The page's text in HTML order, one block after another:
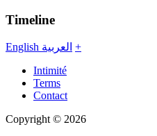
Timeline
English العربية +
Intimité
Terms
Contact
Copyright © 2026